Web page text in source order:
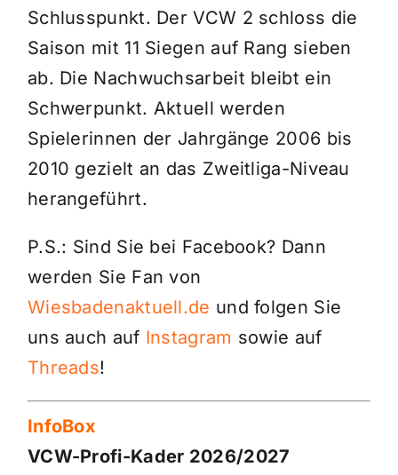
Schlusspunkt. Der VCW 2 schloss die
Saison mit 11 Siegen auf Rang sieben
ab. Die Nachwuchsarbeit bleibt ein
Schwerpunkt. Aktuell werden
Spielerinnen der Jahrgänge 2006 bis
2010 gezielt an das Zweitliga-Niveau
herangeführt.
P.S.: Sind Sie bei Facebook? Dann
werden Sie Fan von
Wiesbadenaktuell.de und folgen Sie
uns auch auf Instagram sowie auf
Threads!
InfoBox
VCW-Profi-Kader 2026/2027